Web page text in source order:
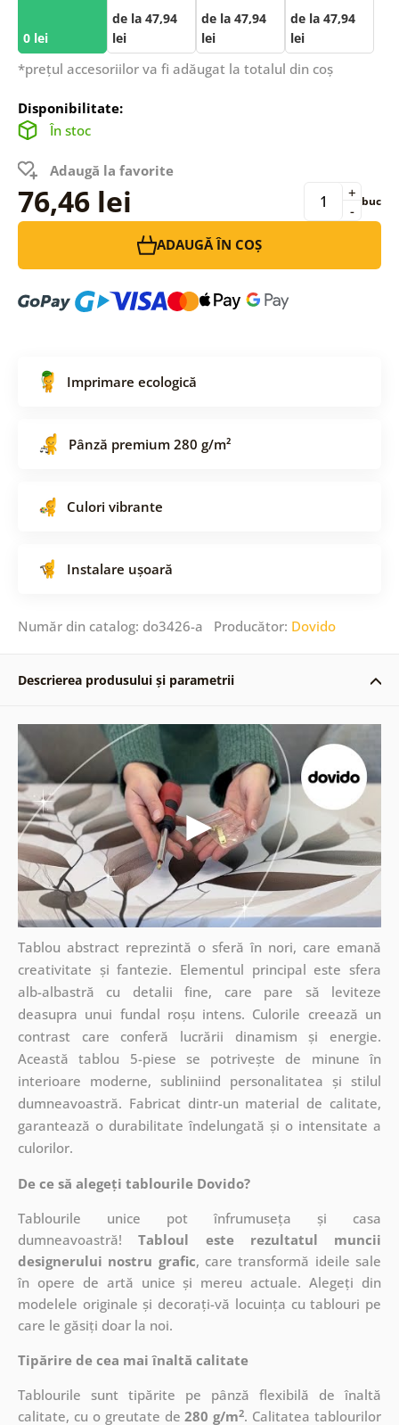
0 lei
de la 47,94
lei
de la 47,94
lei
de la 47,94
lei
*prețul accesoriilor va fi adăugat la totalul din coș
Disponibilitate:
În stoc
Adaugă la favorite
76,46 lei -
+ buc
ADAUGĂ ÎN COȘ
Imprimare ecologică
Pânză premium 280 g/m²
Culori vibrante
Instalare ușoară
Număr din catalog: do3426-a Producător: Dovido
Descrierea produsului și parametrii
Tablou abstract reprezintă o sferă în nori, care emană
creativitate și fantezie. Elementul principal este sfera
alb-albastră cu detalii fine, care pare să leviteze
deasupra unui fundal roșu intens. Culorile creează un
contrast care conferă lucrării dinamism și energie.
Această tablou 5-piese se potrivește de minune în
interioare moderne, subliniind personalitatea și stilul
dumneavoastră. Fabricat dintr-un material de calitate,
garantează o durabilitate îndelungată și o intensitate a
culorilor.
De ce să alegeți tablourile Dovido?
Tablourile unice pot înfrumuseța și casa
dumneavoastră!Tabloul este rezultatul muncii
designerului nostru grafic, caretransformă ideile sale
în opere de artă unice și mereu actuale. Alegeți din
modelele originale și decorați-vă locuința cu tablouri pe
care le găsiți doar la noi.
Tipărire de cea mai înaltă calitate
Tablourile sunt tipărite pe pânză flexibilă de înaltă
calitate, cu o greutate de280 g/m2. Calitatea tablourilor